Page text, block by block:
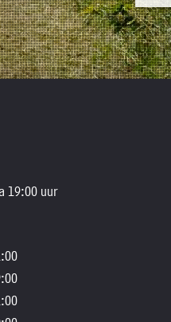
19:00 uur